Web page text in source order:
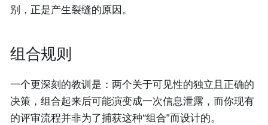
别，正是产生裂缝的原因。
组合规则
一个更深刻的教训是：两个关于可见性的独立且正确的
决策，组合起来后可能演变成一次信息泄露，而你现有
的评审流程并非为了捕获这种“组合”而设计的。